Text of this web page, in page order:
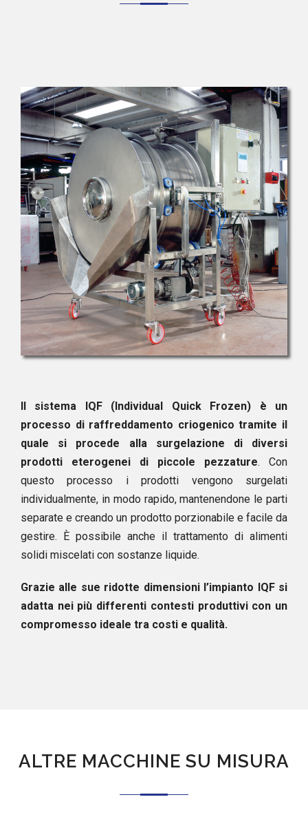
Il sistema IQF (Individual Quick Frozen) è un
processo di raffreddamento criogenico tramite il
quale si procede alla surgelazione di diversi
prodotti eterogenei di piccole pezzature. Con
questo processo i prodotti vengono surgelati
individualmente, in modo rapido, mantenendone le parti
separate e creando un prodotto porzionabile e facile da
gestire. È possibile anche il trattamento di alimenti
solidi miscelati con sostanze liquide.
Grazie alle sue ridotte dimensioni l’impianto IQF si
adatta nei più differenti contesti produttivi con un
compromesso ideale tra costi e qualità.
ALTRE MACCHINE SU MISURA